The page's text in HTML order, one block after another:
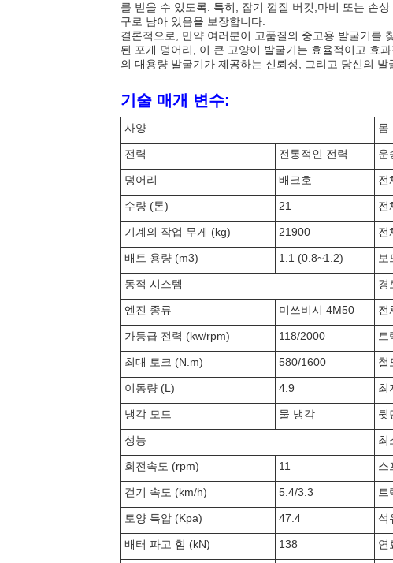
를 받을 수 있도록. 특히, 잡기 껍질 버킷,마비 또는 손
구로 남아 있음을 보장합니다.
결론적으로, 만약 여러분이 고품질의 중고용 발굴기를
된 포개 덩어리, 이 큰 고양이 발굴기는 효율적이고 효
의 대용량 발굴기가 제공하는 신뢰성, 그리고 당신의 발
기술 매개 변수:
사양 몸
전력 전통적인 전력 운
덩어리 배크호 전
수량 (톤) 21 전
기계의 작업 무게 (kg) 21900 전
배트 용량 (m3) 1.1 (0.8~1.2) 보
동적 시스템 경
엔진 종류 미쓰비시 4M50 전
가등급 전력 (kw/rpm) 118/2000 트
최대 토크 (N.m) 580/1600 철
이동량 (L) 4.9 최
냉각 모드 물 냉각 뒷
성능 최
회전속도 (rpm) 11 스
걷기 속도 (km/h) 5.4/3.3 트
토양 특압 (Kpa) 47.4 석
배터 파고 힘 (kN) 138 연